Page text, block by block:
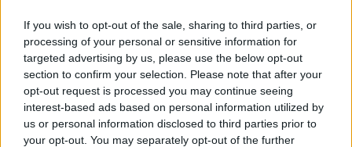
If you wish to opt-out of the sale, sharing to third parties, or
processing of your personal or sensitive information for
targeted advertising by us, please use the below opt-out
section to confirm your selection. Please note that after your
opt-out request is processed you may continue seeing
interest-based ads based on personal information utilized by
us or personal information disclosed to third parties prior to
your opt-out. You may separately opt-out of the further
ΡΟΗ ΕΙΔΗΣΕΩΝ